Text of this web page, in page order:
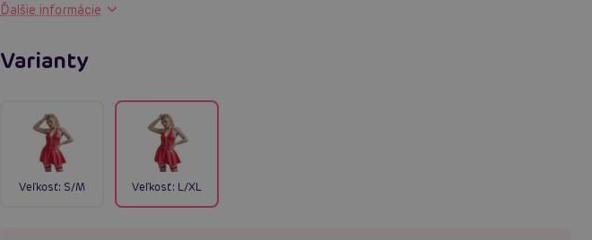
Ďalšie informácie
Varianty
Veľkosť: S/M Veľkosť: L/XL